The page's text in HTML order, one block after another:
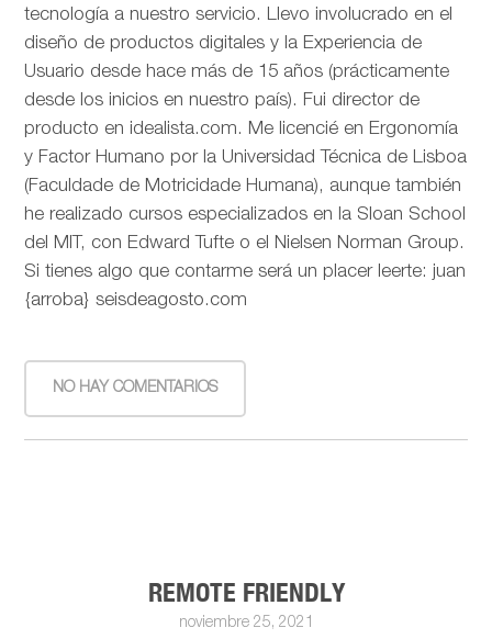
tecnología a nuestro servicio. Llevo involucrado en el
diseño de productos digitales y la Experiencia de
Usuario desde hace más de 15 años (prácticamente
desde los inicios en nuestro país). Fui director de
producto en idealista.com. Me licencié en Ergonomía
y Factor Humano por la Universidad Técnica de Lisboa
(Faculdade de Motricidade Humana), aunque también
he realizado cursos especializados en la Sloan School
del MIT, con Edward Tufte o el Nielsen Norman Group.
Si tienes algo que contarme será un placer leerte: juan
{arroba} seisdeagosto.com
NO HAY COMENTARIOS
REMOTE FRIENDLY
noviembre 25, 2021